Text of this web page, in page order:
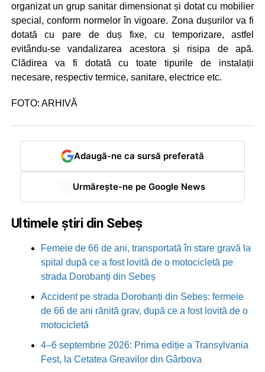
organizat un grup sanitar dimensionat și dotat cu mobilier
special, conform normelor în vigoare. Zona dușurilor va fi
dotată cu pare de duș fixe, cu temporizare, astfel
evitându-se vandalizarea acestora și risipa de apă.
Clădirea va fi dotată cu toate tipurile de instalații
necesare, respectiv termice, sanitare, electrice etc.
FOTO: ARHIVĂ
Adaugă-ne ca sursă preferată
Urmărește-ne pe Google News
Ultimele știri din Sebeș
Femeie de 66 de ani, transportată în stare gravă la
spital după ce a fost lovită de o motocicletă pe
strada Dorobanți din Sebeș
Accident pe strada Dorobanți din Sebeș: fermeie
de 66 de ani rănită grav, după ce a fost lovită de o
motocicletă
4–6 septembrie 2026: Prima ediție a Transylvania
Fest, la Cetatea Greavilor din Gârbova